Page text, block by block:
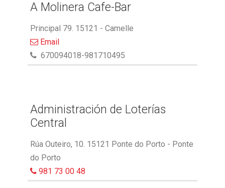
A Molinera Cafe-Bar
Principal 79. 15121 - Camelle
Email
670094018-981710495
Administración de Loterías
Central
Rúa Outeiro, 10. 15121 Ponte do Porto - Ponte
do Porto
981 73 00 48